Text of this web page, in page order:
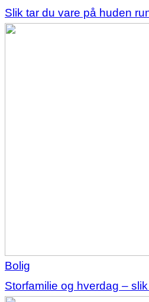
Slik tar du vare på huden
Bolig
Storfamilie og hverdag –